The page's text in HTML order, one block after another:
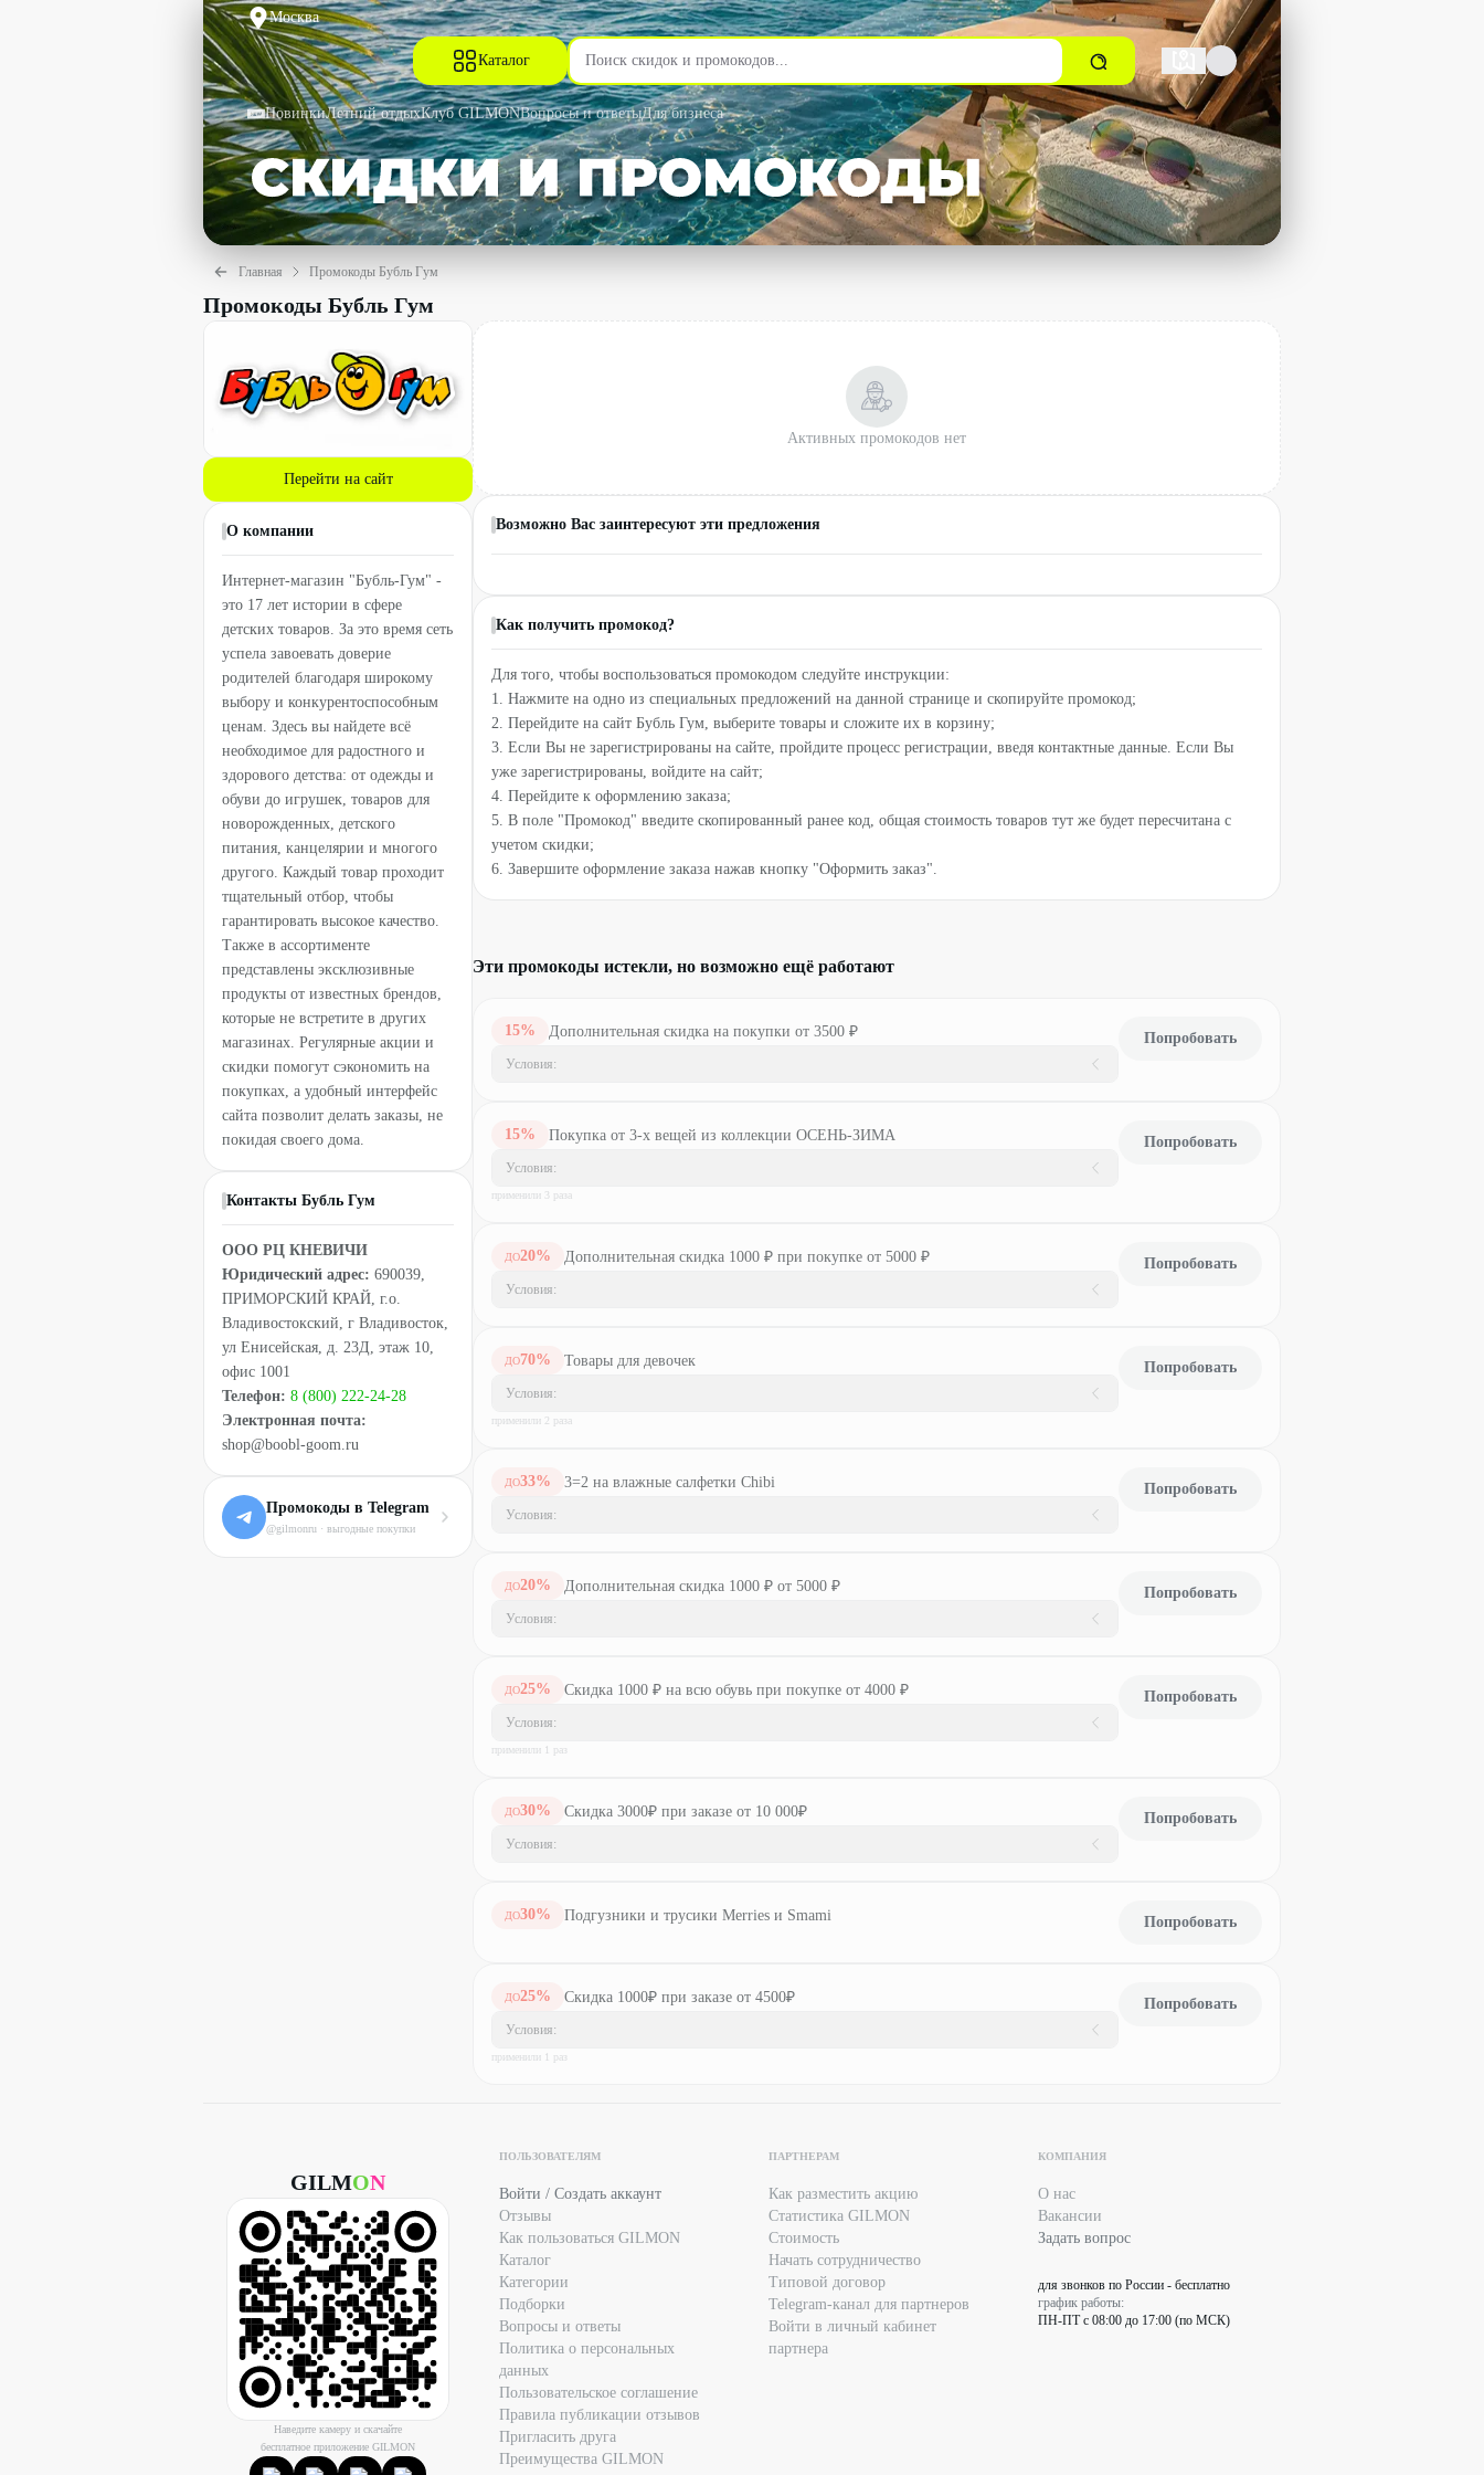
Москва
Каталог
НовинкиЛетний отдыхКлуб GILMONВопросы и ответыДля бизнеса
Главная Промокоды Бубль Гум
Промокоды Бубль Гум
Перейти на сайт
О компании
Интернет-магазин "Бубль-Гум" -
это 17 лет истории в сфере
детских товаров. За это время сеть
успела завоевать доверие
родителей благодаря широкому
выбору и конкурентоспособным
ценам. Здесь вы найдете всё
необходимое для радостного и
здорового детства: от одежды и
обуви до игрушек, товаров для
новорожденных, детского
питания, канцелярии и многого
другого. Каждый товар проходит
тщательный отбор, чтобы
гарантировать высокое качество.
Также в ассортименте
представлены эксклюзивные
продукты от известных брендов,
которые не встретите в других
магазинах. Регулярные акции и
скидки помогут сэкономить на
покупках, а удобный интерфейс
сайта позволит делать заказы, не
покидая своего дома.
Контакты Бубль Гум
ООО РЦ КНЕВИЧИ
Юридический адрес: 690039,
ПРИМОРСКИЙ КРАЙ, г.о.
Владивостокский, г Владивосток,
ул Енисейская, д. 23Д, этаж 10,
офис 1001
Телефон: 8 (800) 222-24-28
Электронная почта:
shop@boobl-goom.ru
Промокоды в Telegram
@gilmonru · выгодные покупки
Активных промокодов нет
Возможно Вас заинтересуют эти предложения
Как получить промокод?
Для того, чтобы воспользоваться промокодом следуйте инструкции:
1. Нажмите на одно из специальных предложений на данной странице и скопируйте промокод;
2. Перейдите на сайт Бубль Гум, выберите товары и сложите их в корзину;
3. Если Вы не зарегистрированы на сайте, пройдите процесс регистрации, введя контактные данные. Если Вы
уже зарегистрированы, войдите на сайт;
4. Перейдите к оформлению заказа;
5. В поле "Промокод" введите скопированный ранее код, общая стоимость товаров тут же будет пересчитана с
учетом скидки;
6. Завершите оформление заказа нажав кнопку "Оформить заказ".
Эти промокоды истекли, но возможно ещё работают
15% Дополнительная скидка на покупки от 3500 ₽
Условия:
Попробовать
15% Покупка от 3-х вещей из коллекции ОСЕНЬ-ЗИМА
Условия:
применили 3 раз а
Попробовать
ДО20% Дополнительная скидка 1000 ₽ при покупке от 5000 ₽
Условия:
Попробовать
ДО70% Товары для девочек
Условия:
применили 2 раз а
Попробовать
ДО33% 3=2 на влажные салфетки Chibi
Условия:
Попробовать
ДО20% Дополнительная скидка 1000 ₽ от 5000 ₽
Условия:
Попробовать
ДО25% Скидка 1000 ₽ на всю обувь при покупке от 4000 ₽
Условия:
применили 1 раз
Попробовать
ДО30% Скидка 3000₽ при заказе от 10 000₽
Условия:
Попробовать
ДО30% Подгузники и трусики Merries и Smami Попробовать
ДО25% Скидка 1000₽ при заказе от 4500₽
Условия:
применили 1 раз
Попробовать
GILMON
Наведите камеру и скачайте
бесплатное приложение GILMON
ПОЛЬЗОВАТЕЛЯМ
Войти / Создать аккаунт
Отзывы
Как пользоваться GILMON
Каталог
Категории
Подборки
Вопросы и ответы
Политика о персональных
данных
Пользовательское соглашение
Правила публикации отзывов
Пригласить друга
Преимущества GILMON
ПАРТНЕРАМ
Как разместить акцию
Статистика GILMON
Стоимость
Начать сотрудничество
Типовой договор
Telegram-канал для партнеров
Войти в личный кабинет
партнера
КОМПАНИЯ
О нас
Вакансии
Задать вопрос
для звонков по России - бесплатно
график работы:
ПН-ПТ с 08:00 до 17:00 (по МСК)